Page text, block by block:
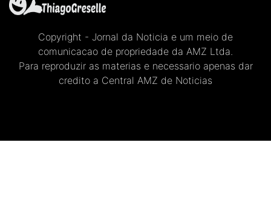
Copyright - Jornal da Noticia e um meio de
comunicacao de propriedade da AMZ Ltda.
Para reproduzir as materias e necessario apenas dar
credito a Central AMZ de Noticias